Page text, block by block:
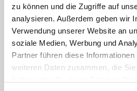
zu können und die Zugriffe auf
analysieren. Außerdem geben wir
Verwendung unserer Website an
soziale Medien, Werbung und
Partner führen diese
weiteren Daten zusammen, die
Gastgeber:innen
Umgang mit Online-
Bewertungen